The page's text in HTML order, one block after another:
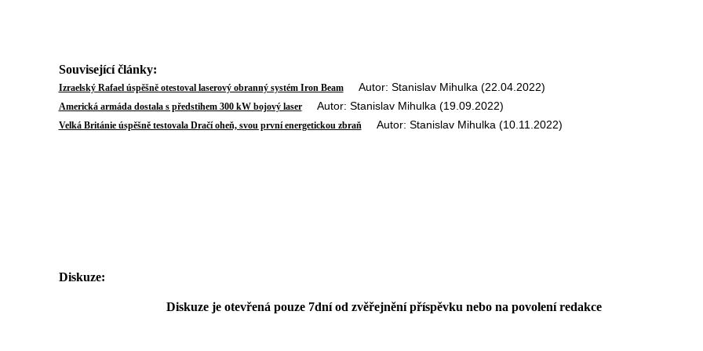
Související články:
Izraelský Rafael úspěšně otestoval laserový obranný systém Iron BeamAutor: Stanislav Mihulka (22.04.2022)
Americká armáda dostala s předstihem 300 kW bojový laserAutor: Stanislav Mihulka (19.09.2022)
Velká Británie úspěšně testovala Dračí oheň, svou první energetickou zbraň Autor: Stanislav Mihulka (10.11.2022)
Diskuze:
Diskuze je otevřená pouze 7dní od zvěřejnění příspěvku nebo na povolení redakce